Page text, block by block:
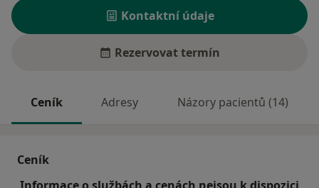
Kontaktní údaje
Rezervovat termín
Ceník Adresy Názory pacientů (14)
Ceník